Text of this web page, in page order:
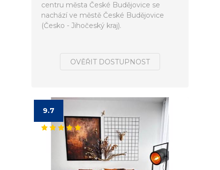
centru města České Budějovice se
nachází ve městě České Budějovice
(Česko - Jihočeský kraj).
OVĚŘIT DOSTUPNOST
9.7